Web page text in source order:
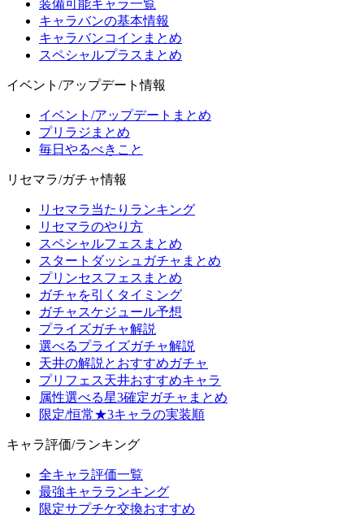
装備可能キャラ一覧
キャラバンの基本情報
キャラバンコインまとめ
スペシャルプラスまとめ
イベント/アップデート情報
イベント/アップデートまとめ
プリラジまとめ
毎日やるべきこと
リセマラ/ガチャ情報
リセマラ当たりランキング
リセマラのやり方
スペシャルフェスまとめ
スタートダッシュガチャまとめ
プリンセスフェスまとめ
ガチャを引くタイミング
ガチャスケジュール予想
プライズガチャ解説
選べるプライズガチャ解説
天井の解説とおすすめガチャ
プリフェス天井おすすめキャラ
属性選べる星3確定ガチャまとめ
限定/恒常★3キャラの実装順
キャラ評価/ランキング
全キャラ評価一覧
最強キャラランキング
限定サプチケ交換おすすめ